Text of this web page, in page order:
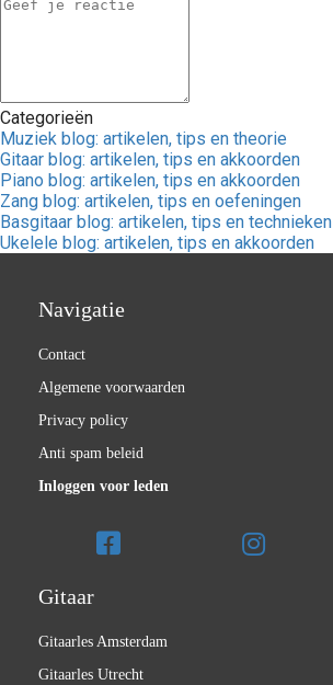
Categorieën
Muziek blog: artikelen, tips en theorie
Gitaar blog: artikelen, tips en akkoorden
Piano blog: artikelen, tips en akkoorden
Zang blog: artikelen, tips en oefeningen
Basgitaar blog: artikelen, tips en technieken
Ukelele blog: artikelen, tips en akkoorden
Navigatie
Contact
Algemene voorwaarden
Privacy policy
Anti spam beleid
Inloggen voor leden
Gitaar
Gitaarles Amsterdam
Gitaarles Utrecht